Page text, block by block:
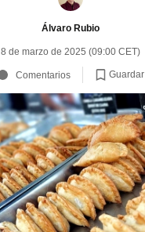
Álvaro Rubio
8 de marzo de 2025 (09:00 CET)
Comentarios Guardar